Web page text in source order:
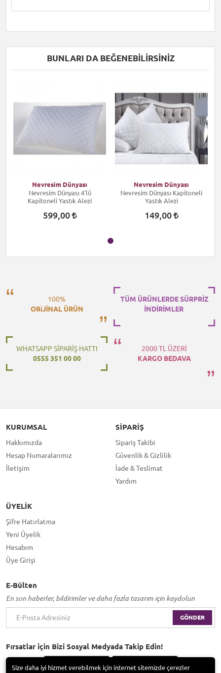
BUNLARI DA BEĞENEBILIRSINIZ
Nevresim Dünyası
Nevresim Dünyası 4'lü
Kapitoneli Yastık Alezi
599,00
Nevresim Dünyası
Nevresim Dünyası Kapitoneli
Yastık Alezi
149,00
100%
ORiJİNAL ÜRÜN
TÜM ÜRÜNLERDE SÜRPRİZ
İNDİRİMLER
WHATSAPP SİPARİŞ HATTI
0555 351 00 00
2000 TL ÜZERİ
KARGO BEDAVA
KURUMSAL
Hakkımızda
Hesap Numaralarımız
İletişim
SIPARIŞ
Sipariş Takibi
Güvenlik & Gizlilik
İade & Teslimat
Yardım
ÜYELIK
Şifre Hatırlatma
Yeni Üyelik
Hesabım
Üye Girişi
E-Bülten
En son haberler, bildirimler ve daha fazla tasarım için kaydolun
GÖNDER
Fırsatlar için Bizi Sosyal Medyada Takip Edin!
Size daha iyi hizmet verebilmek için internet sitemizde çerezler